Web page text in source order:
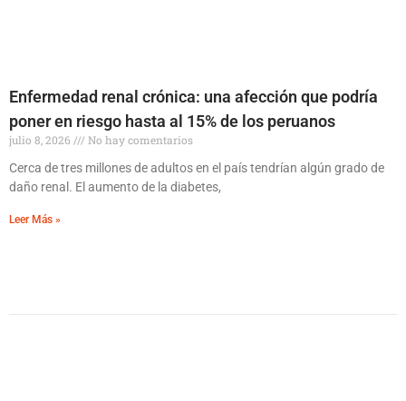
Enfermedad renal crónica: una afección que podría
poner en riesgo hasta al 15% de los peruanos
julio 8, 2026
No hay comentarios
Cerca de tres millones de adultos en el país tendrían algún grado de
daño renal. El aumento de la diabetes,
Leer Más »